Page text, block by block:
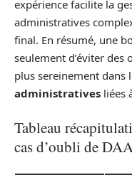
expérience facilite la
administratives
final. En résumé, une
seulement d’éviter
plus sereinement dans
administratives liées
Tableau
cas d’oubli de